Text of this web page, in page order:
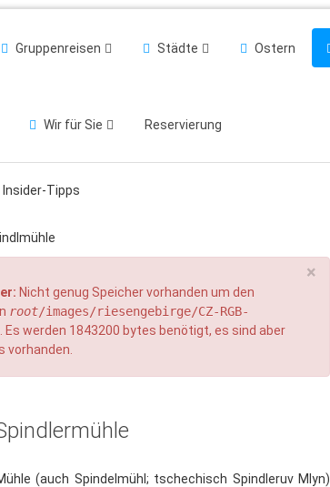
Gruppenreisen Städte Ostern
Wir für Sie Reservierung
Tipps
×
Nicht genug Speicher vorhanden um den
root/images/riesengebirge/CZ-RGB-
Es werden 1843200 bytes benötigt, es sind aber
vorhanden.
(auch Spindelmühl; tschechisch Spindleruv Mlyn)